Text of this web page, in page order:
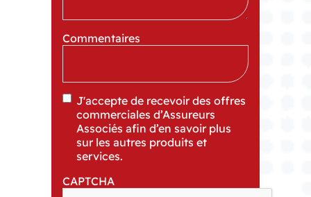
Commentaires
J'accepte de recevoir des offres
commerciales d’Assureurs
Associés afin d’en savoir plus
sur les autres produits et
services.
CAPTCHA